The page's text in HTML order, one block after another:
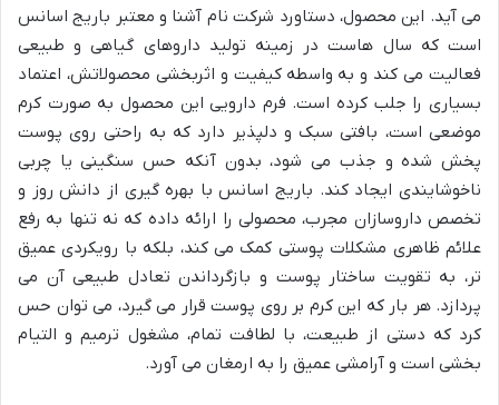
می آید. این محصول، دستاورد شرکت نام آشنا و معتبر باریج اسانس
است که سال هاست در زمینه تولید داروهای گیاهی و طبیعی
فعالیت می کند و به واسطه کیفیت و اثربخشی محصولاتش، اعتماد
بسیاری را جلب کرده است. فرم دارویی این محصول به صورت کرم
موضعی است، بافتی سبک و دلپذیر دارد که به راحتی روی پوست
پخش شده و جذب می شود، بدون آنکه حس سنگینی یا چربی
ناخوشایندی ایجاد کند. باریج اسانس با بهره گیری از دانش روز و
تخصص داروسازان مجرب، محصولی را ارائه داده که نه تنها به رفع
علائم ظاهری مشکلات پوستی کمک می کند، بلکه با رویکردی عمیق
تر، به تقویت ساختار پوست و بازگرداندن تعادل طبیعی آن می
پردازد. هر بار که این کرم بر روی پوست قرار می گیرد، می توان حس
کرد که دستی از طبیعت، با لطافت تمام، مشغول ترمیم و التیام
بخشی است و آرامشی عمیق را به ارمغان می آورد.